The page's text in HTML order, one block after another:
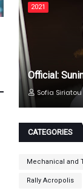
2021
Official:
Sofia Siriatou
CATEGORIES
Mechanical and
Rally Acropolis